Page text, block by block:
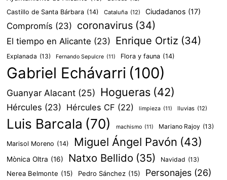
Castillo de Santa Bárbara (14) Cataluña (12) Ciudadanos (17)
Compromís (23) coronavirus (34)
El tiempo en Alicante (23) Enrique Ortiz (34)
Explanada (13) Fernando Sepulcre (11) Flora y fauna (14)
Gabriel Echávarri (100)
Guanyar Alacant (25) Hogueras (42)
Hércules (23) Hércules CF (22) limpieza (11) lluvias (12)
Luis Barcala (70) machismo (11) Mariano Rajoy (13)
Marisol Moreno (14) Miguel Ángel Pavón (43)
Mònica Oltra (16) Natxo Bellido (35) Navidad (13)
Nerea Belmonte (15) Pedro Sánchez (15) Personajes (26)